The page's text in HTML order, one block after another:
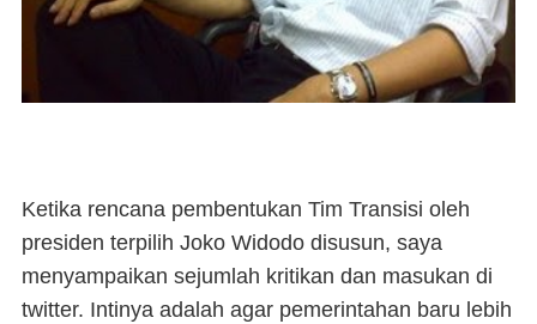
Ketika rencana pembentukan Tim Transisi oleh
presiden terpilih Joko Widodo disusun, saya
menyampaikan sejumlah kritikan dan masukan di
twitter. Intinya adalah agar pemerintahan baru lebih